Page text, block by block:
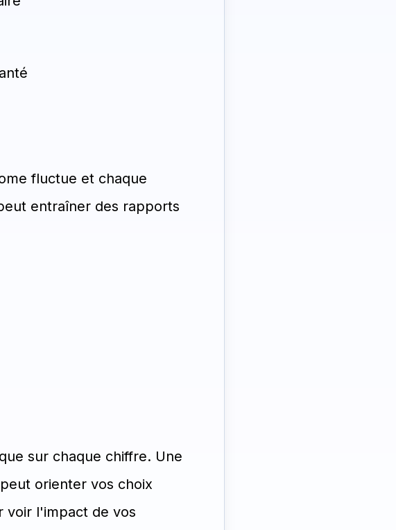
fluctue et chaque
entraîner des rapports
sur chaque chiffre. Une
orienter vos choix
voir l'impact de vos